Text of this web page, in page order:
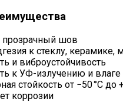
шов
к стеклу, керамике,
и виброустойчивость
к УФ-излучению и влаге
стойкость от −50 °C до
коррозии